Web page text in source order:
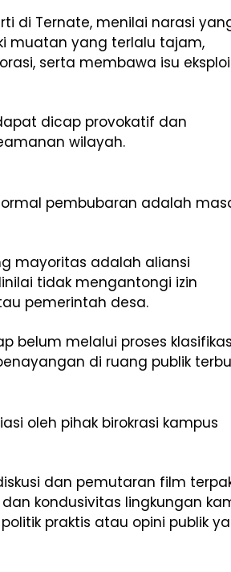
di Ternate, menilai narasi
muatan yang terlalu tajam,
serta membawa isu
dicap provokatif dan
wilayah.
pembubaran adalah
mayoritas adalah aliansi
tidak mengantongi izin
pemerintah desa.
belum melalui proses
di ruang publik
oleh pihak birokrasi kampus
dan pemutaran film
kondusivitas lingkungan
praktis atau opini publik